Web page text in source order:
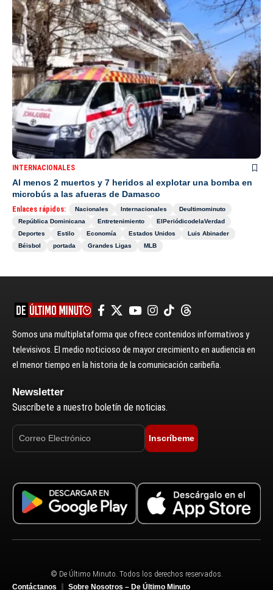
INTERNACIONALES
Al menos 2 muertos y 7 heridos al explotar una bomba en
microbús a las afueras de Damasco
Enlaces rápidos: Nacionales Internacionales
Deultimominuto
República Dominicana
Entretenimiento
ElPeriódicodelaVerdad
Deportes
Estilo Economía Estados Unidos
Luis Abinader
Béisbol
portada Grandes Ligas MLB
Somos una multiplataforma que ofrece contenidos informativos y
televisivos. El medio noticioso de mayor crecimiento en audiencia en
el menor tiempo en la historia de la comunicación caribeña.
Newsletter
Suscríbete a nuestro boletín de noticias.
Inscríbeme
© De Último Minuto. Todos los derechos reservados.
Contáctanos
Sobre Nosotros – De Último Minuto